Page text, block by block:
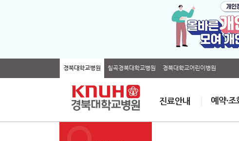
경북대학교병원 칠곡경북대학교병원 경북대학교어린이병원